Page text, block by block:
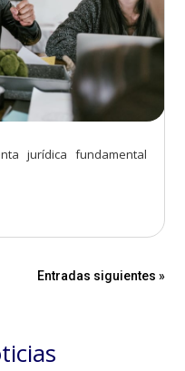
jurídica fundamental
Entradas siguientes »